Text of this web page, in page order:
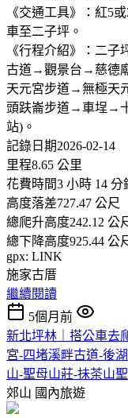
《交通工具》：紅5
車至二子坪。
《行程介紹》：二
古道→觀景台→慈德
天元宮步道→無極天
頭趺崙步道→車埕→
站)。
記錄日期2026-02-14
里程8.65 公里
花費時間3 小時 14 分
高度落差727.47 公尺
總爬升高度242.12 公
總下降高度925.44 公
gpx: LINK
施家古厝
繼續閱讀
5個月前
新北坪林｜搭公車去
宮-四堵溪畔古道-後
山-聖母山莊-抺茶山
郊山 國內旅遊